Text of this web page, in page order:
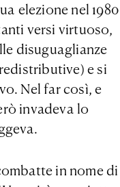
elezione nel 1980
versi virtuoso,
disuguaglianze
e si
Nel far così, e
invadeva lo
in nome di